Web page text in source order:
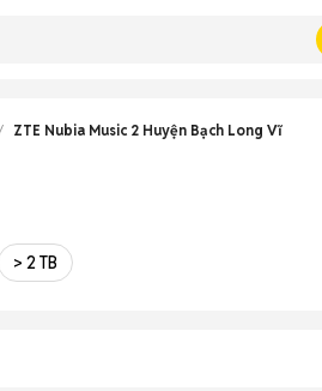
ZTE Nubia Music 2 Huyện Bạch Long Vĩ
> 2 TB